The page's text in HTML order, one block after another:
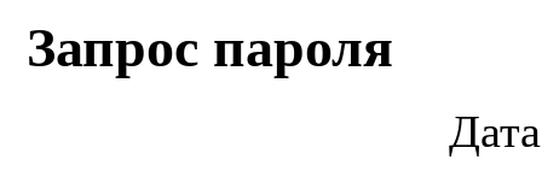
Запрос пароля